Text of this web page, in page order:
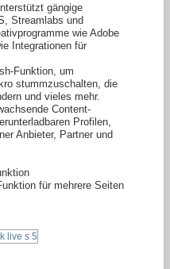
gängige
Streamlabs und
wie Adobe
Integrationen für
Funktion, um
stummzuschalten, die
und vieles mehr.
Content-
Profilen,
Anbieter, Partner und
für mehrere Seiten